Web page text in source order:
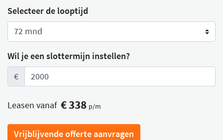
Selecteer de looptijd
Wil je een slottermijn instellen?
€
Leasen vanaf €338 p/m
Vrijblijvende offerte aanvragen